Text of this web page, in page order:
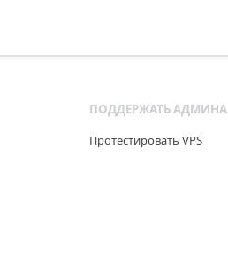
ПОДДЕРЖАТЬ АДМИНА
Протестировать VPS